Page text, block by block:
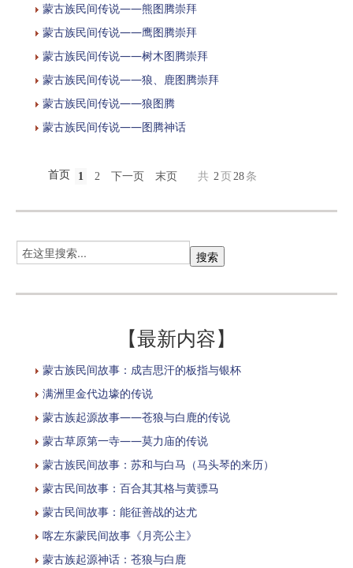
蒙古族民间传说——熊图腾崇拜
蒙古族民间传说——鹰图腾崇拜
蒙古族民间传说——树木图腾崇拜
蒙古族民间传说——狼、鹿图腾崇拜
蒙古族民间传说——狼图腾
蒙古族民间传说——图腾神话
首页 1 2 下一页 末页 共 2 页 28 条
【最新内容】
蒙古族民间故事：成吉思汗的板指与银杯
满洲里金代边壕的传说
蒙古族起源故事——苍狼与白鹿的传说
蒙古草原第一寺——莫力庙的传说
蒙古族民间故事：苏和与白马（马头琴的来历）
蒙古民间故事：百合其其格与黄骠马
蒙古民间故事：能征善战的达尤
喀左东蒙民间故事《月亮公主》
蒙古族起源神话：苍狼与白鹿